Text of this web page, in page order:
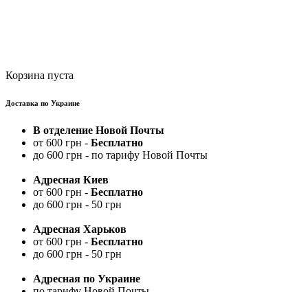
Корзина пуста
Доставка по Украине
В отделение Новой Почты
от 600 грн - Бесплатно
до 600 грн - по тарифу Новой Почты
Адресная Киев
от 600 грн - Бесплатно
до 600 грн - 50 грн
Адресная Харьков
от 600 грн - Бесплатно
до 600 грн - 50 грн
Адресная по Украине